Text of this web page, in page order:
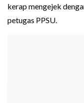
kerap mengejek
petugas PPSU.